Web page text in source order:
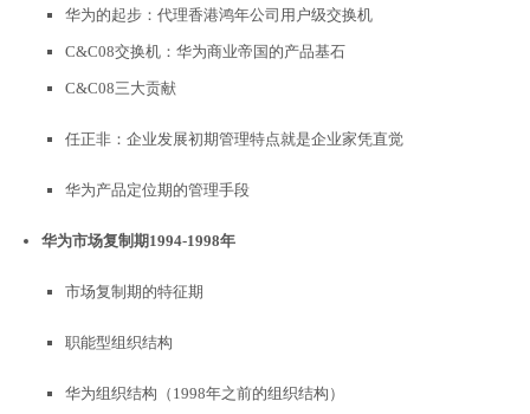
华为的起步：代理香港鸿年公司用户级交换机
C&C08交换机：华为商业帝国的产品基石
C&C08三大贡献
任正非：企业发展初期管理特点就是企业家凭直觉
华为产品定位期的管理手段
华为市场复制期 1994-1998年
市场复制期的特征期
职能型组织结构
华为组织结构（1998年之前的组织结构）